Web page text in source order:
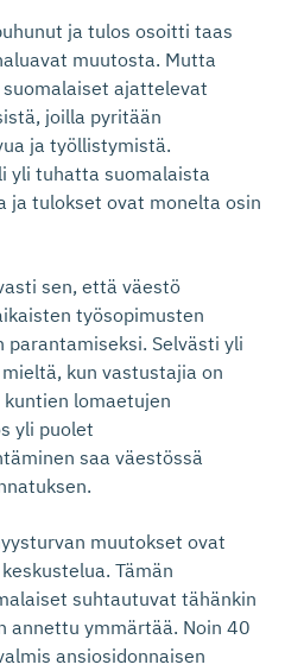
ja tulos osoitti taas
muutosta. Mutta
ajattelevat
joilla pyritään
ja työllistymistä.
yli tuhatta suomalaista
ja tulokset ovat monelta osin
sen, että väestö
työsopimusten
Selvästi yli
kun vastustajia on
lomaetujen
yli puolet
saa väestössä
muutokset ovat
Tämän
suhtautuvat tähänkin
annettu ymmärtää. Noin 40
ansiosidonnaisen